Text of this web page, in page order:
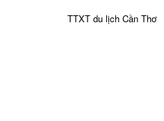
TTXT du lịch Cần Thơ